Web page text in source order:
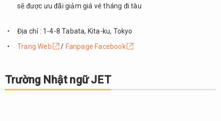
sẽ được ưu đãi giảm giá vé tháng đi tàu
Địa chỉ : 1-4-8 Tabata, Kita-ku, Tokyo
Trang Web
/ Fanpage Facebook
Trường Nhật ngữ JET